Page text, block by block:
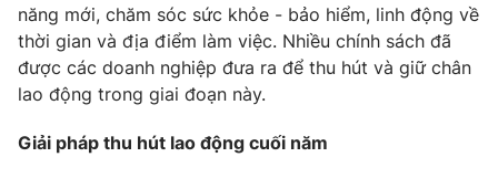
năng mới, chăm sóc sức khỏe - bảo hiểm, linh động về
thời gian và địa điểm làm việc. Nhiều chính sách đã
được các doanh nghiệp đưa ra để thu hút và giữ chân
lao động trong giai đoạn này.
Giải pháp thu hút lao động cuối năm